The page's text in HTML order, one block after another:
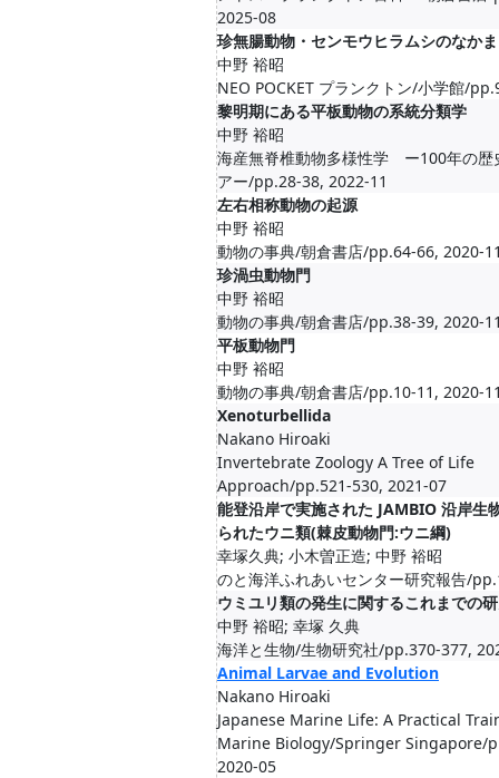
2025-08
珍無腸動物・センモウヒラムシのなかま
中野 裕昭
NEO POCKET プランクトン/小学館/
黎明期にある平板動物の系統分類学
中野 裕昭
海産無脊椎動物多様性学 ー100年の歴
アー/pp.28-38, 2022-11
左右相称動物の起源
中野 裕昭
動物の事典/朝倉書店/pp.64-66, 2020-
珍渦虫動物門
中野 裕昭
動物の事典/朝倉書店/pp.38-39, 2020-
平板動物門
中野 裕昭
動物の事典/朝倉書店/pp.10-11, 2020-
Xenoturbellida
Nakano Hiroaki
Invertebrate Zoology A Tree of Life
Approach/pp.521-530, 2021-07
能登沿岸で実施された JAMBIO 沿岸生
られたウニ類(棘皮動物門:ウニ綱)
幸塚久典; 小木曽正造; 中野 裕昭
のと海洋ふれあいセンター研究報告/
ウミユリ類の発生に関するこれまでの
中野 裕昭; 幸塚 久典
海洋と生物/生物研究社/pp.370-377,
Animal Larvae and Evolution
Nakano Hiroaki
Japanese Marine Life: A Practical
Marine Biology/Springer Singapore/
2020-05